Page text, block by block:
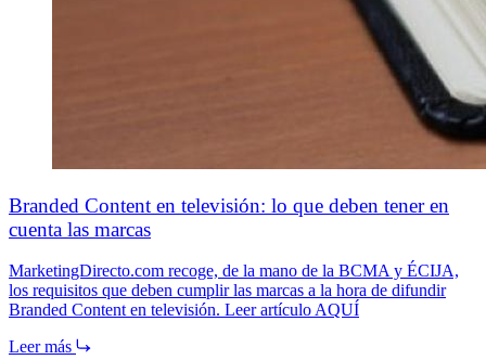
Branded Content en televisión: lo que deben tener en
cuenta las marcas
MarketingDirecto.com recoge, de la mano de la BCMA y ÉCIJA,
los requisitos que deben cumplir las marcas a la hora de difundir
Branded Content en televisión. Leer artículo AQUÍ
Leer más